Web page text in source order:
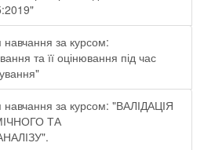
за курсом:
та її оцінювання під час
навчання за курсом: "ВАЛІДАЦІЯ
ТА